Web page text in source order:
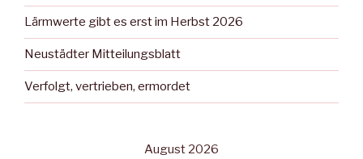
Lärmwerte gibt es erst im Herbst 2026
Neustädter Mitteilungsblatt
Verfolgt, vertrieben, ermordet
August 2026